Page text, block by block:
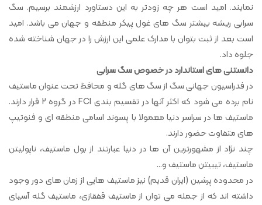
نمایند. امید است هر چه زودتر به این دستاورد ارزشمند برسیم. سگ
سرابی ریشه بیشتر سگ های غول پیکر منطقه و جهان می باشد. امید
است بعد از ثبت بتوان با مدارک علمی این ارزش را در جهان شناخته شده
جلوه داد.
دانستنی های استاندارد در خصوص سگ سرابی
در فدراسیون جهانی سگ از سگ های گله و محافظ تحت عنوان ماستیف
نام برده می شود که اکثر آنها در تقسیم بندی FCI در گروه 2 قرار دارند.
ماستیف ها در سراسر دنیا معمولا با پسوند اسامی منطقه ای و فنوتیپ
های متفاوت حضور دارند.
چند نژاد از مشهورترین آن ها در دنیا عبارتند از بول ماستیف، ناپولیتن
ماستیف، تیبیتن ماستیف و…
در محدوده پرشین (ایران قدیم) نیز ماستیف هایی از زمان های دور وجود
داشته اند که از جمله می توان از ماستیف قفقازی، ماستیف گله آسیای